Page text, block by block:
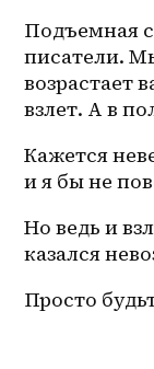
Подъемная
писатели.
возрастает
взлет. А в
Кажется
и я бы не
Но ведь и
казался
Просто